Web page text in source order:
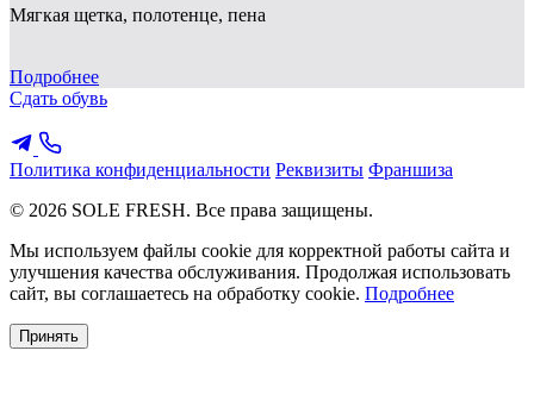
Мягкая щетка, полотенце, пена
Подробнее
Сдать обувь
Политика конфиденциальности Реквизиты Франшиза
© 2026 SOLE FRESH. Все права защищены.
Мы используем файлы cookie для корректной работы сайта и
улучшения качества обслуживания. Продолжая использовать
сайт, вы соглашаетесь на обработку cookie. Подробнее
Принять